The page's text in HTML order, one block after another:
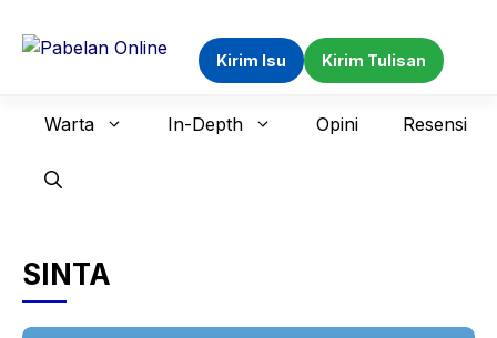
Kirim Isu Kirim Tulisan
Warta In-Depth Opini Resensi
SINTA